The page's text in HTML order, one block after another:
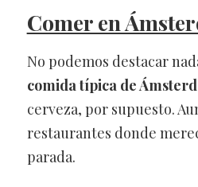
Comer en
No podemos destacar
comida típica de
cerveza, por supuesto.
restaurantes donde
parada.